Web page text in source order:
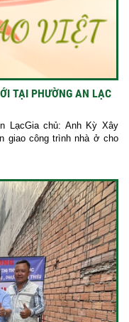
TẠI PHƯỜNG AN LẠC
LạcGia chủ: Anh Kỳ Xây
giao công trình nhà ở cho